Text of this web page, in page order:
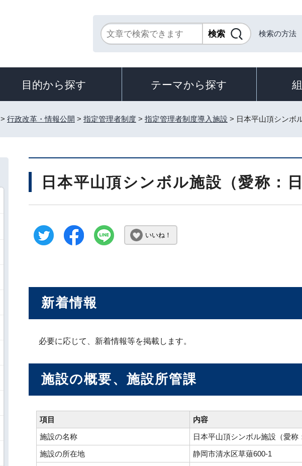
検索の方法
目的から探す テーマから探す
> 行政改革・情報公開 > 指定管理者制度 > 指定管理者制度導入施設 > 日本平山頂シンボ
日本平山頂シンボル施設（愛称：
いいね！
新着情報
必要に応じて、新着情報等を掲載します。
施設の概要、施設所管課
項目
内容
施設の名称
日本平山頂シンボル施設（愛称
施設の所在地
静岡市清水区草薙600-1